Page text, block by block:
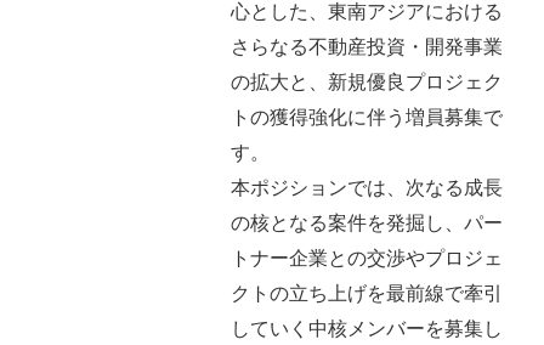
心とした、東南アジアにおける
さらなる不動産投資・開発事業
の拡大と、新規優良プロジェク
トの獲得強化に伴う増員募集で
す。
本ポジションでは、次なる成長
の核となる案件を発掘し、パー
トナー企業との交渉やプロジェ
クトの立ち上げを最前線で牽引
していく中核メンバーを募集し